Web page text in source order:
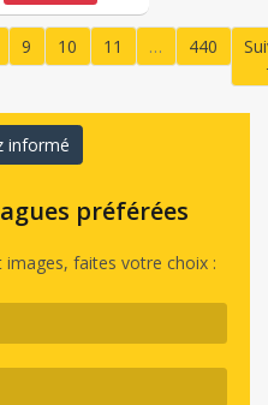
9 10 11 … 440
informé
préférées
faites votre choix :